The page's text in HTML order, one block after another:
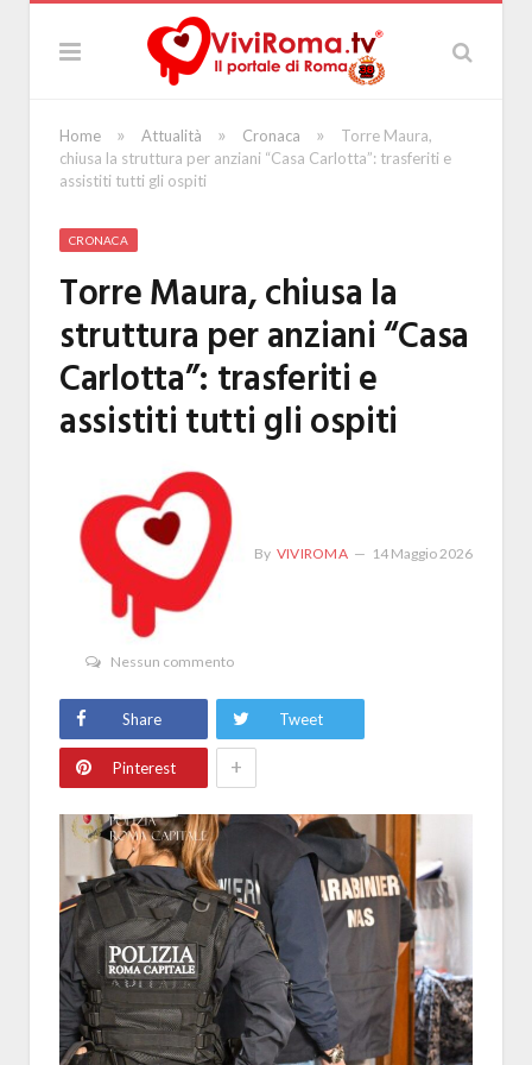
Home » Attualità » Cronaca »
Torre Maura,
chiusa la struttura per anziani “Casa Carlotta”: trasferiti e
assistiti tutti gli ospiti
CRONACA
Torre Maura, chiusa la
struttura per anziani “Casa
Carlotta”: trasferiti e
assistiti tutti gli ospiti
By VIVIROMA 14 Maggio 2026
Nessun commento
Share Tweet
Pinterest +